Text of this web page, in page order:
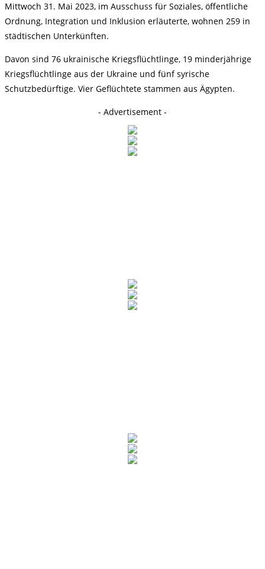
Mittwoch 31. Mai 2023, im Ausschuss für Soziales, öffentliche
Ordnung, Integration und Inklusion erläuterte, wohnen 259 in
städtischen Unterkünften.
Davon sind 76 ukrainische Kriegsflüchtlinge, 19 minderjährige
Kriegsflüchtlinge aus der Ukraine und fünf syrische
Schutzbedürftige. Vier Geflüchtete stammen aus Ägypten.
- Advertisement -